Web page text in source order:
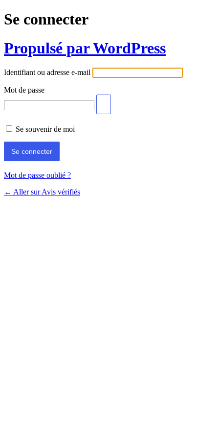
Se connecter
Propulsé par WordPress
Identifiant ou adresse e-mail
Mot de passe
Se souvenir de moi
Mot de passe oublié ?
← Aller sur Avis vérifiés